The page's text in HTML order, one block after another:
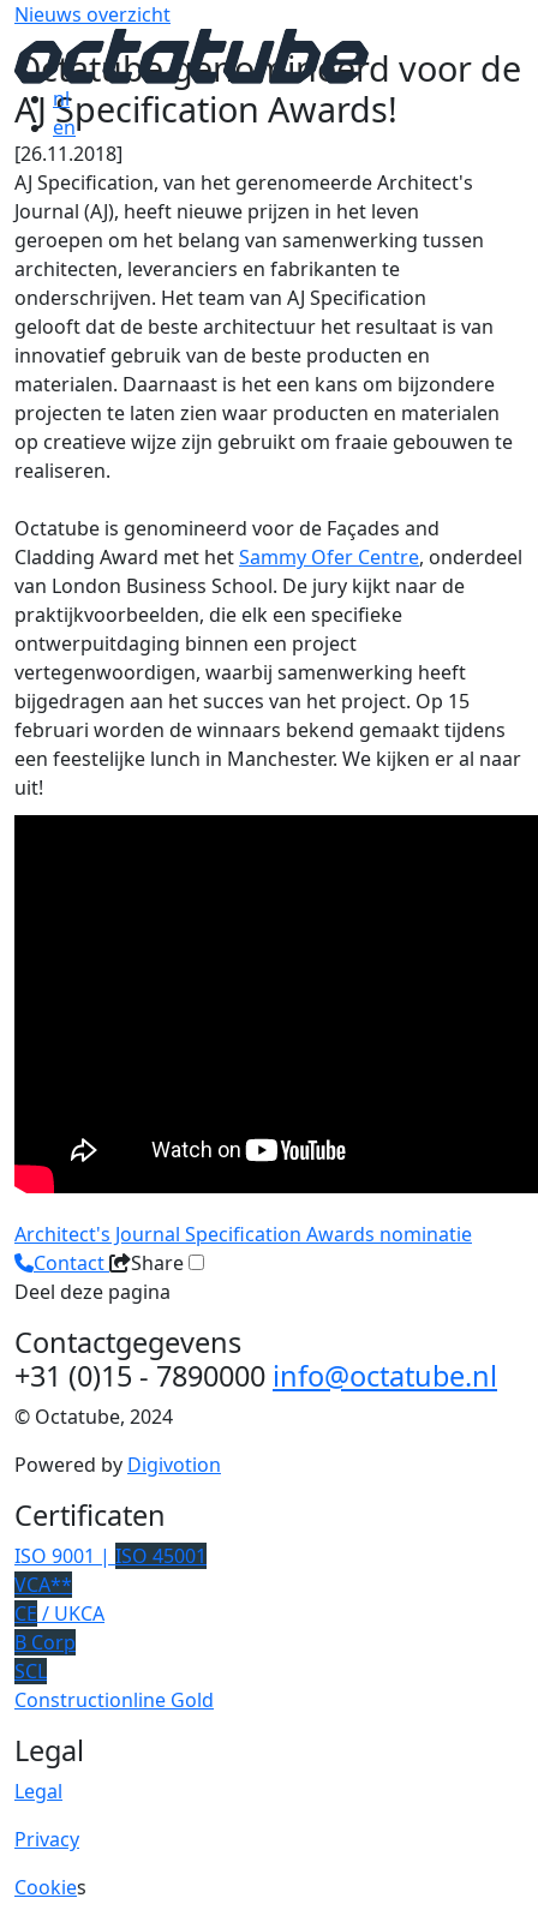
nl
en
Nieuws overzicht
Octatube genomineerd voor de
AJ Specification Awards!
[26.11.2018]
AJ Specification, van het gerenomeerde Architect's
Journal (AJ), heeft nieuwe prijzen in het leven
geroepen om het belang van samenwerking tussen
architecten, leveranciers en fabrikanten te
onderschrijven. Het team van AJ Specification
gelooft dat de beste architectuur het resultaat is van
innovatief gebruik van de beste producten en
materialen. Daarnaast is het een kans om bijzondere
projecten te laten zien waar producten en materialen
op creatieve wijze zijn gebruikt om fraaie gebouwen te
realiseren.
Octatube is genomineerd voor de Façades and
Cladding Award met hetSammy Ofer Centre, onderdeel
van London Business School. De jury kijkt naar de
praktijkvoorbeelden, die elk een specifieke
ontwerpuitdaging binnen een project
vertegenwoordigen, waarbij samenwerking heeft
bijgedragen aan het succes van het project. Op 15
februari worden de winnaars bekend gemaakt tijdens
een feestelijke lunch in Manchester. We kijken er al naar
uit!
Architect's Journal Specification Awards nominatie
Contact
Share
Deel deze pagina
Contactgegevens
+31 (0)15 - 7890000 info@octatube.nl
© Octatube, 2024
Powered by Digivotion
Certificaten
ISO 9001 | ISO 45001
VCA**
CE / UKCA
B Corp
SCL
Constructionline Gold
Legal
Legal
Privacy
Cookies